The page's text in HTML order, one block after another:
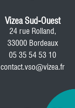
Vizea Sud-Ouest
24 rue Rolland,
33000 Bordeaux
05 35 54 53 10
contact.vso@vizea.fr